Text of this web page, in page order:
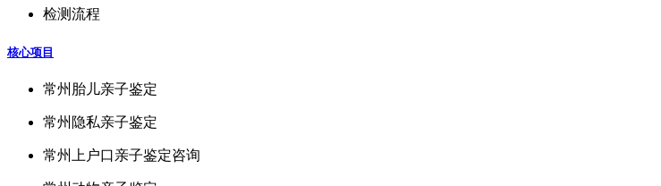
检测流程
核心项目
常州胎儿亲子鉴定
常州隐私亲子鉴定
常州上户口亲子鉴定咨询